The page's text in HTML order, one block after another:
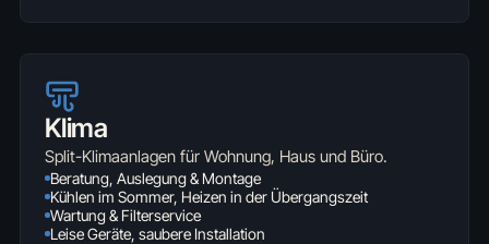
Klima
Split-Klimaanlagen für Wohnung, Haus und Büro.
Beratung, Auslegung & Montage
Kühlen im Sommer, Heizen in der Übergangszeit
Wartung & Filterservice
Leise Geräte, saubere Installation